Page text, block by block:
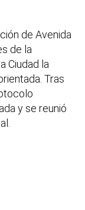
de Avenida
de la
Ciudad la
Tras
y se reunió